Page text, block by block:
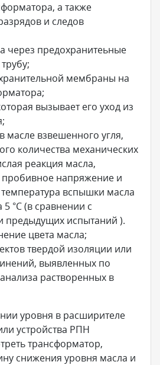
а также
и следов
через предохранитеьные
мембраны на
вызывает его уход из
масле взвешенного угля,
количества механических
реакция масла,
напряжение и
вспышки масла
°С (в сравнении с
предыдущих испытаний ).
цвета масла;
твердой изоляции или
выявленных по
растворенных в
уровня в расширителе
устройства РПН
трансформатор,
снижения уровня масла и